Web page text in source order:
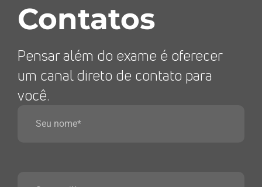
Contatos
Pensar além do exame é oferecer
um canal direto de contato para
você.